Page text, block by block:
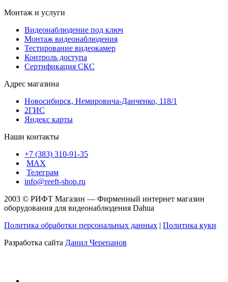
Монтаж и услуги
Видеонаблюдение под ключ
Монтаж видеонаблюдения
Тестирование видеокамер
Контроль доступа
Сертификация СКС
Адрес магазина
Новосибирск, Немировича-Данченко, 118/1
2ГИС
Яндекс карты
Наши контакты
+7 (383) 310-91-35
МАХ
Телеграм
info@reeft-shop.ru
2003 © РИФТ Магазин — Фирменный интернет магазин
оборудования для видеонаблюдения Dahua
Политика обработки персональных данных | Политика куки
Разработка сайта Данил Черепанов